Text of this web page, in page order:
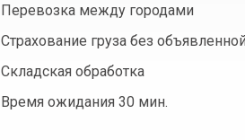
Перевозка между городами
Страхование груза без
Складская обработка
Время ожидания 30 мин.